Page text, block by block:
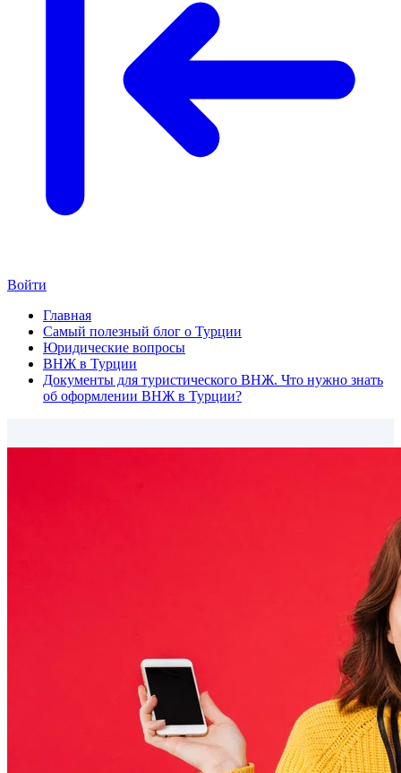
Войти
Главная
Самый полезный блог о Турции
Юридические вопросы
ВНЖ в Турции
Документы для туристического ВНЖ. Что нужно знать
об оформлении ВНЖ в Турции?